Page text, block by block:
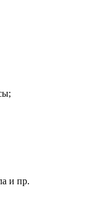
и пр.